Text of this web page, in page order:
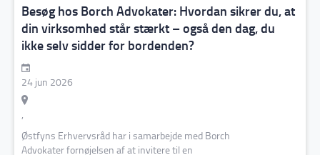
Besøg hos Borch Advokater: Hvordan sikrer du, at
din virksomhed står stærkt – også den dag, du
ikke selv sidder for bordenden?
24 jun 2026
Østfyns Erhvervsråd har i samarbejde med Borch
Advokaterfornøjelsen af at invitere til en